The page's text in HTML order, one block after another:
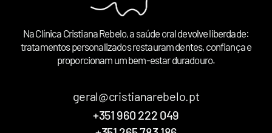
Na Clínica Cristiana Rebelo, a saúde oral devolve liberdade:
tratamentos personalizados restauram dentes, confiança e
proporcionam um bem-estar duradouro.
geral@cristianarebelo.pt
+351 960 222 049